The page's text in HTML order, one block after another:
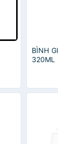
BÌNH
320ML